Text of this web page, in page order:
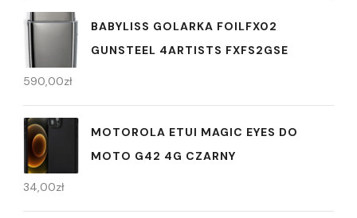
BABYLISS GOLARKA FOILFX02
GUNSTEEL 4ARTISTS FXFS2GSE
590,00zł
MOTOROLA ETUI MAGIC EYES DO
MOTO G42 4G CZARNY
34,00zł